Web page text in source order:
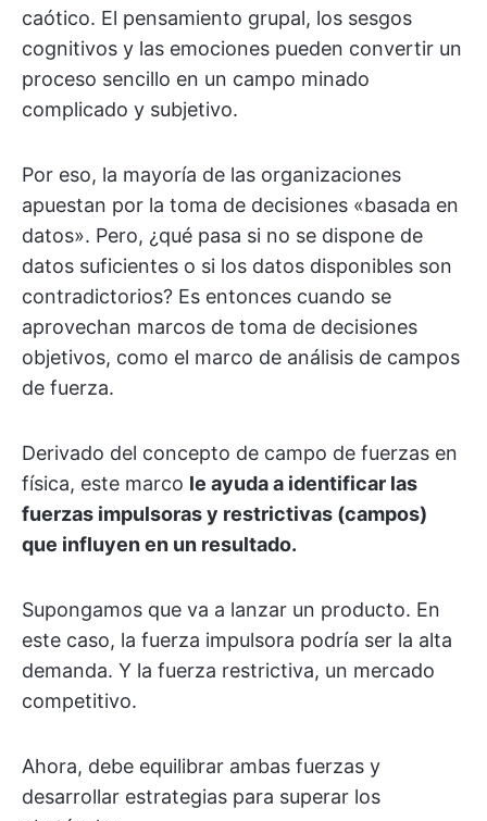
caótico. El pensamiento grupal, los sesgos
cognitivos y las emociones pueden convertir un
proceso sencillo en un campo minado
complicado y subjetivo.
Por eso, la mayoría de las organizaciones
apuestan por la toma de decisiones «basada en
datos». Pero, ¿qué pasa si no se dispone de
datos suficientes o si los datos disponibles son
contradictorios? Es entonces cuando se
aprovechan marcos de toma de decisiones
objetivos, como el marco de análisis de campos
de fuerza.
Derivado del concepto de campo de fuerzas en
física, este marco le ayuda a identificar las
fuerzas impulsoras y restrictivas (campos)
que influyen en un resultado.
Supongamos que va a lanzar un producto. En
este caso, la fuerza impulsora podría ser la alta
demanda. Y la fuerza restrictiva, un mercado
competitivo.
Ahora, debe equilibrar ambas fuerzas y
desarrollar estrategias para superar los